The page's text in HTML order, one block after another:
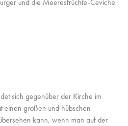
und die Meeresfrüchte-Ceviche
sich gegenüber der Kirche im
einen großen und hübschen
kann, wenn man auf der